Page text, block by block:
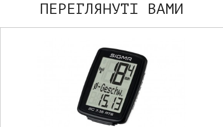
ПЕРЕГЛЯНУТІ ВАМИ